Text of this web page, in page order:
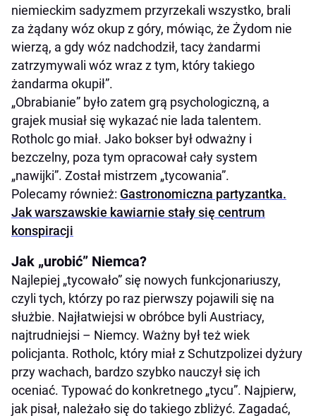
niemieckim sadyzmem przyrzekali wszystko, brali
za żądany wóz okup z góry, mówiąc, że Żydom nie
wierzą, a gdy wóz nadchodził, tacy żandarmi
zatrzymywali wóz wraz z tym, który takiego
żandarma okupił”.
„Obrabianie” było zatem grą psychologiczną, a
grajek musiał się wykazać nie lada talentem.
Rotholc go miał. Jako bokser był odważny i
bezczelny, poza tym opracował cały system
„nawijki”. Został mistrzem „tycowania”.
Polecamy również: Gastronomiczna partyzantka.
Jak warszawskie kawiarnie stały się centrum
konspiracji
Jak „urobić” Niemca?
Najlepiej „tycowało” się nowych funkcjonariuszy,
czyli tych, którzy po raz pierwszy pojawili się na
służbie. Najłatwiejsi w obróbce byli Austriacy,
najtrudniejsi – Niemcy. Ważny był też wiek
policjanta. Rotholc, który miał z Schutzpolizei dyżury
przy wachach, bardzo szybko nauczył się ich
oceniać. Typować do konkretnego „tycu”. Najpierw,
jak pisał, należało się do takiego zbliżyć. Zagadać,